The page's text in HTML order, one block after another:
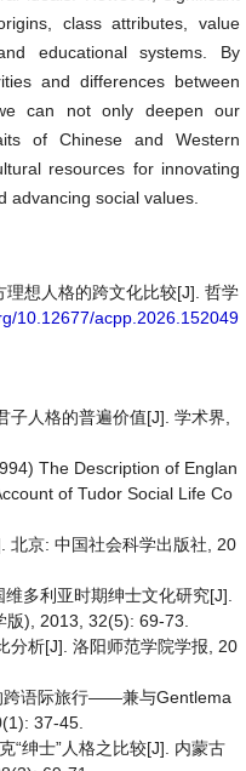
class attributes, value
educational systems. By
and differences between
can not only deepen our
of Chinese and Western
resources for innovating
advancing social values.
理想人格的跨文化比较[J]. 哲学
10.12677/acpp.2026.152049
人格的普遍价值[J]. 学术界,
The Description of Englan
of Tudor Social Life Co
北京: 中国社会科学出版社, 20
多利亚时期绅士文化研究[J].
), 2013, 32(5): 69-73.
分析[J]. 洛阳师范学院学报, 20
跨语际旅行——兼与Gentlema
37-45.
“绅士”人格之比较[J]. 内蒙古